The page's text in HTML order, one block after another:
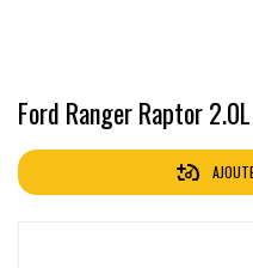
Ford Ranger Raptor